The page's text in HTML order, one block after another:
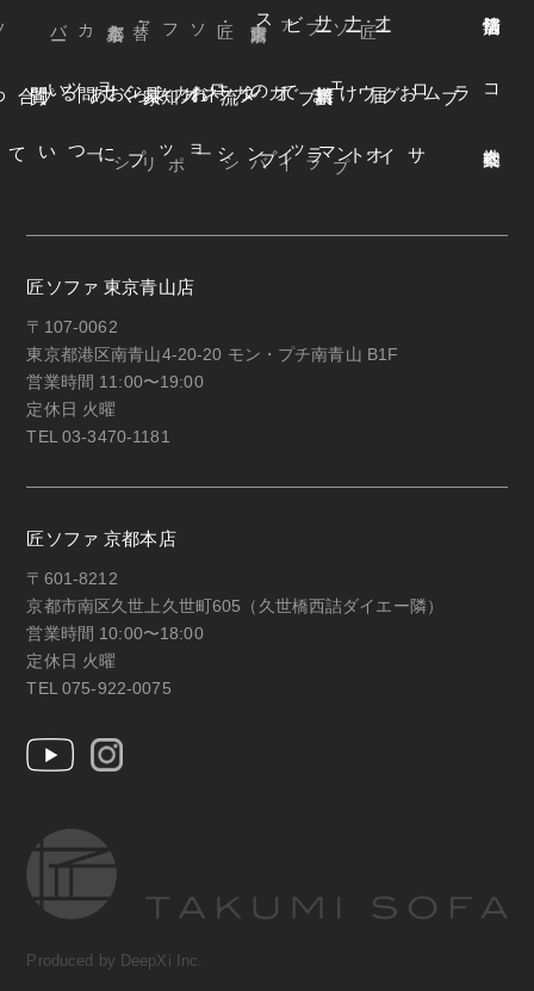
オーナーサー
ビス
ー
コラム
ブログ
お届けまでの流れ
ウェブカタログ
オンラインショップ お知らせ
オンラインショップについて
匠ソファ 東京青山店
〒107-0062
東京都港区南青山4-20-20 モン・プチ南青山 B1F
営業時間 11:00〜19:00
定休日 火曜
TEL 03-3470-1181
匠ソファ 京都本店
〒601-8212
京都市南区久世上久世町605（久世橋西詰ダイエー隣）
営業時間 10:00〜18:00
定休日 火曜
TEL 075-922-0075
Produced by DeepXi Inc.